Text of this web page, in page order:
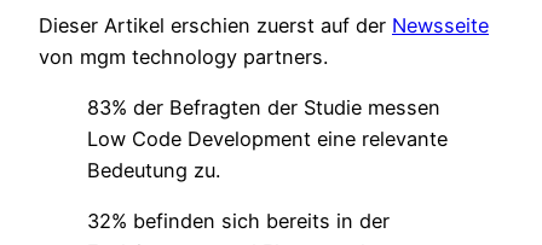
Dieser Artikel erschien zuerst auf der Newsseite
von mgm technology partners.
83% der Befragten der Studie messen
Low Code Development eine relevante
Bedeutung zu.
32% befinden sich bereits in der